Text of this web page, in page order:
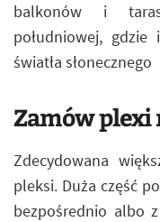
balkonów i
południowej,
światła słonecznego
Zamów
Zdecydowana
pleksi. Duża część
bezpośrednio albo